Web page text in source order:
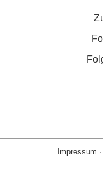
Impressum ·